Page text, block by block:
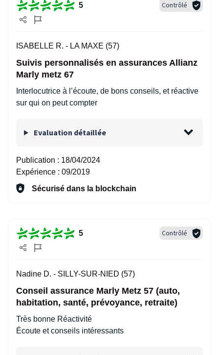
5 Contrôlé
ISABELLE R. - LA MAXE (57)
Suivis personnalisés en assurances Allianz
Marly metz 67
Interlocutrice à l’écoute, de bons conseils, et réactive
sur qui on peut compter
Evaluation détaillée
Publication : 18/04/2024
Expérience : 09/2019
Sécurisé dans la blockchain
5 Contrôlé
Nadine D. - SILLY-SUR-NIED (57)
Conseil assurance Marly Metz 57 (auto,
habitation, santé, prévoyance, retraite)
Très bonne Réactivité
Écoute et conseils intéressants